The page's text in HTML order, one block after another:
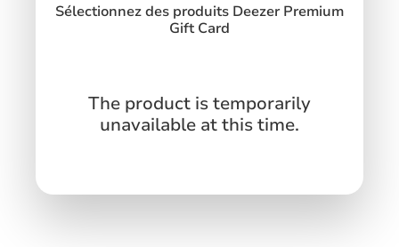
Sélectionnez des produits Deezer Premium
Gift Card
The product is temporarily
unavailable at this time.